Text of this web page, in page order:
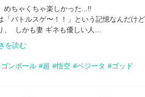
めちゃくちゃ楽しかった...!!
「バトルスゲ〜！！」という記憶なんだけ
、 しかも妻 ギネも優しい人…
を読む
ンボール #超 #悟空 #ベジータ #ゴッド